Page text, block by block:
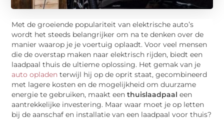
Met de groeiende populariteit van elektrische auto’s
wordt het steeds belangrijker om na te denken over de
manier waarop je je voertuig oplaadt. Voor veel mensen
die de overstap maken naar elektrisch rijden, biedt een
laadpaal thuis de ultieme oplossing. Het gemak van je
auto opladen terwijl hij op de oprit staat, gecombineerd
met lagere kosten en de mogelijkheid om duurzame
energie te gebruiken, maakt eenthuislaadpaaleen
aantrekkelijke investering. Maar waar moet je op letten
bij de aanschaf en installatie van een laadpaal voor thuis?